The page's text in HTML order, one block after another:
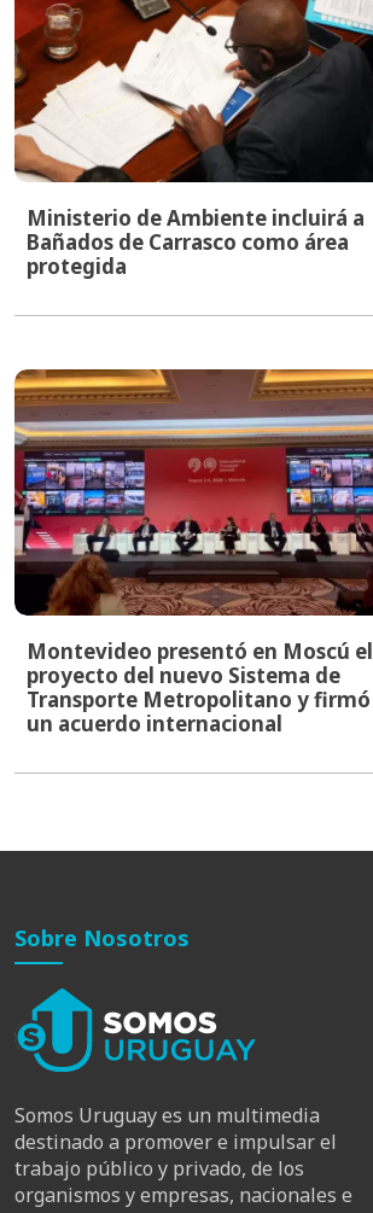
Ministerio de Ambiente incluirá a
Bañados de Carrasco como área
protegida
Montevideo presentó en Moscú el
proyecto del nuevo Sistema de
Transporte Metropolitano y firmó
un acuerdo internacional
Sobre Nosotros
Somos Uruguay es un multimedia
destinado a promover e impulsar el
trabajo público y privado, de los
organismos y empresas, nacionales e